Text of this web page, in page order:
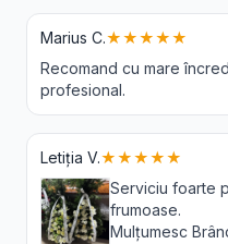
Marius C.★★★★★
Recomand cu mare
profesional.
Letiția V.★★★★★
Serviciu foarte
frumoase.
Mulțumesc